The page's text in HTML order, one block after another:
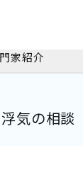
家紹介
気の相談